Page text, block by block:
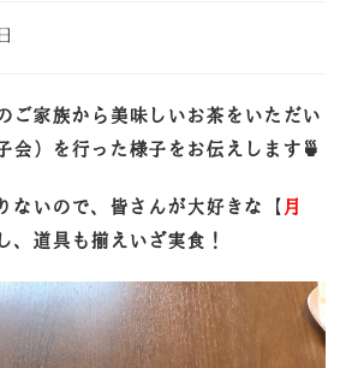
ご家族から美味しいお茶をいただい
会）を行った様子をお伝えします🍵
ないので、皆さんが大好きな【 月
、道具も揃えいざ実食！